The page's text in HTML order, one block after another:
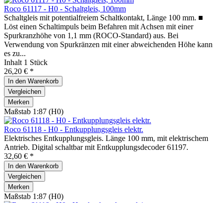
Roco 61117 - H0 - Schaltgleis, 100mm
Schaltgleis mit potentialfreiem Schaltkontakt, Länge 100 mm. ■
Löst einen Schaltimpuls beim Befahren mit Achsen mit einer
Spurkranzhöhe von 1,1 mm (ROCO-Standard) aus. Bei
Verwendung von Spurkränzen mit einer abweichenden Höhe kann
es zu...
Inhalt 1 Stück
26,20 € *
In den Warenkorb
Vergleichen
Merken
Maßstab 1:87 (H0)
Roco 61118 - H0 - Entkupplungsgleis elektr.
Elektrisches Entkupplungsgleis. Länge 100 mm, mit elektrischem
Antrieb. Digital schaltbar mit Entkupplungsdecoder 61197.
32,60 € *
In den Warenkorb
Vergleichen
Merken
Maßstab 1:87 (H0)